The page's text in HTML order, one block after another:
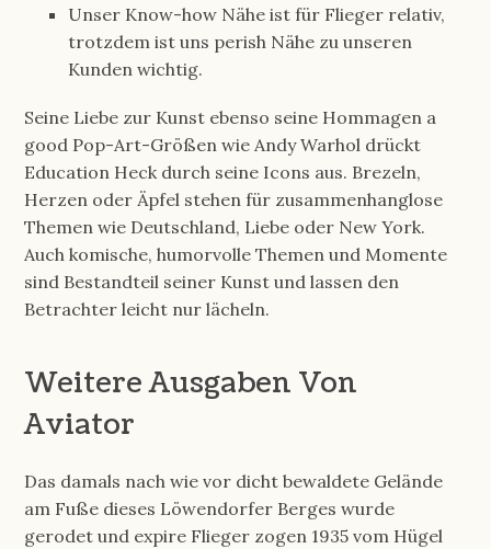
Unser Know-how Nähe ist für Flieger relativ,
trotzdem ist uns perish Nähe zu unseren
Kunden wichtig.
Seine Liebe zur Kunst ebenso seine Hommagen a
good Pop-Art-Größen wie Andy Warhol drückt
Education Heck durch seine Icons aus. Brezeln,
Herzen oder Äpfel stehen für zusammenhanglose
Themen wie Deutschland, Liebe oder New York.
Auch komische, humorvolle Themen und Momente
sind Bestandteil seiner Kunst und lassen den
Betrachter leicht nur lächeln.
Weitere Ausgaben Von
Aviator
Das damals nach wie vor dicht bewaldete Gelände
am Fuße dieses Löwendorfer Berges wurde
gerodet und expire Flieger zogen 1935 vom Hügel